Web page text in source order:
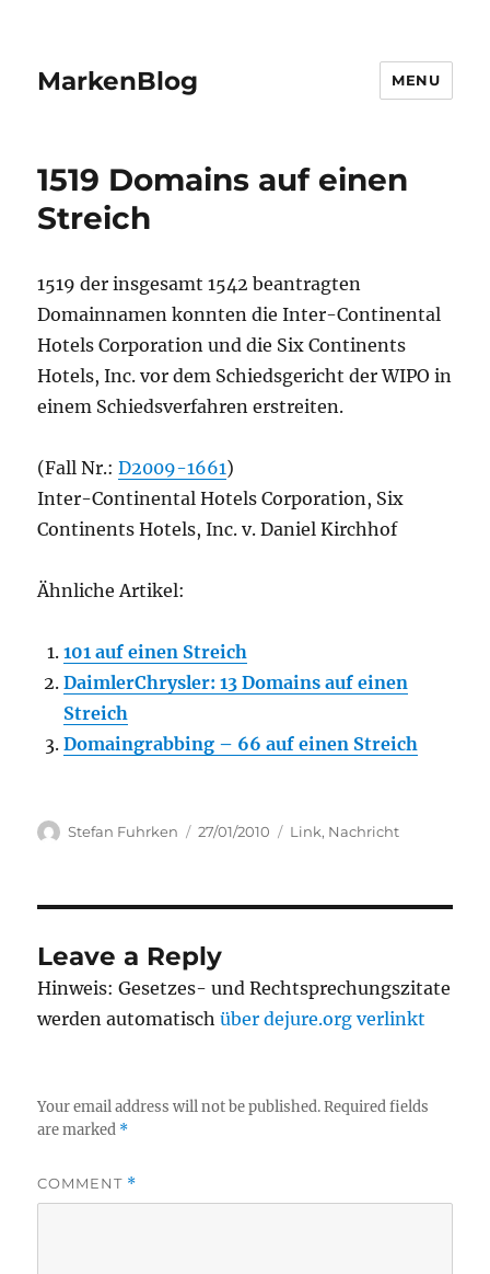
MarkenBlog MENU
1519 Domains auf einen
Streich
1519 der insgesamt 1542 beantragten
Domainnamen konnten die Inter-Continental
Hotels Corporation und die Six Continents
Hotels, Inc. vor dem Schiedsgericht der WIPO in
einem Schiedsverfahren erstreiten.
(Fall Nr.:D2009-1661)
Inter-Continental Hotels Corporation, Six
Continents Hotels, Inc. v. Daniel Kirchhof
Ähnliche Artikel:
101 auf einen Streich
DaimlerChrysler: 13 Domains auf einen
Streich
Domaingrabbing – 66 auf einen Streich
Author
Stefan Fuhrken
Posted
27/01/2010 Categories
Link, Nachricht
Leave a Reply
Hinweis: Gesetzes- und Rechtsprechungszitate
werden automatischüber dejure.org verlinkt
Your email address will not be published. Required fields
are marked *
COMMENT *